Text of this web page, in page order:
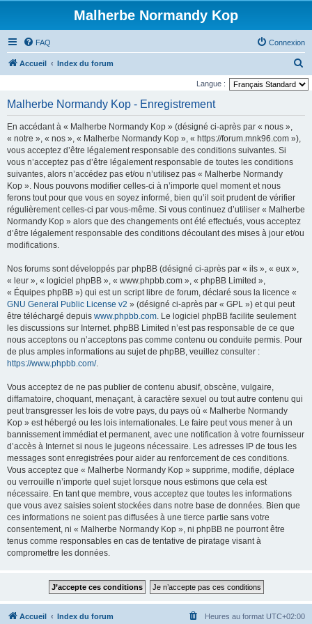
Malherbe Normandy Kop
FAQ Connexion
Accueil Index du forum
e
Langue :
Malherbe Normandy Kop - Enregistrement
En accédant à « Malherbe Normandy Kop » (désigné ci-après par « nous »,
« notre », « nos », « Malherbe Normandy Kop », « https://forum.mnk96.com »),
vous acceptez d’être légalement responsable des conditions suivantes. Si
vous n’acceptez pas d’être légalement responsable de toutes les conditions
suivantes, alors n’accédez pas et/ou n’utilisez pas « Malherbe Normandy
Kop ». Nous pouvons modifier celles-ci à n’importe quel moment et nous
ferons tout pour que vous en soyez informé, bien qu’il soit prudent de vérifier
régulièrement celles-ci par vous-même. Si vous continuez d’utiliser « Malherbe
Normandy Kop » alors que des changements ont été effectués, vous acceptez
d’être légalement responsable des conditions découlant des mises à jour et/ou
modifications.
Nos forums sont développés par phpBB (désigné ci-après par « ils », « eux »,
« leur », « logiciel phpBB », « www.phpbb.com », « phpBB Limited »,
« Équipes phpBB ») qui est un script libre de forum, déclaré sous la licence «
GNU General Public License v2 » (désigné ci-après par « GPL ») et qui peut
être téléchargé depuis www.phpbb.com. Le logiciel phpBB facilite seulement
les discussions sur Internet. phpBB Limited n’est pas responsable de ce que
nous acceptons ou n’acceptons pas comme contenu ou conduite permis. Pour
de plus amples informations au sujet de phpBB, veuillez consulter :
https://www.phpbb.com/.
Vous acceptez de ne pas publier de contenu abusif, obscène, vulgaire,
diffamatoire, choquant, menaçant, à caractère sexuel ou tout autre contenu qui
peut transgresser les lois de votre pays, du pays où « Malherbe Normandy
Kop » est hébergé ou les lois internationales. Le faire peut vous mener à un
bannissement immédiat et permanent, avec une notification à votre fournisseur
d’accès à Internet si nous le jugeons nécessaire. Les adresses IP de tous les
messages sont enregistrées pour aider au renforcement de ces conditions.
Vous acceptez que « Malherbe Normandy Kop » supprime, modifie, déplace
ou verrouille n’importe quel sujet lorsque nous estimons que cela est
nécessaire. En tant que membre, vous acceptez que toutes les informations
que vous avez saisies soient stockées dans notre base de données. Bien que
ces informations ne soient pas diffusées à une tierce partie sans votre
consentement, ni « Malherbe Normandy Kop », ni phpBB ne pourront être
tenus comme responsables en cas de tentative de piratage visant à
compromettre les données.
Accueil Index du forum Heures au format UTC+02:00